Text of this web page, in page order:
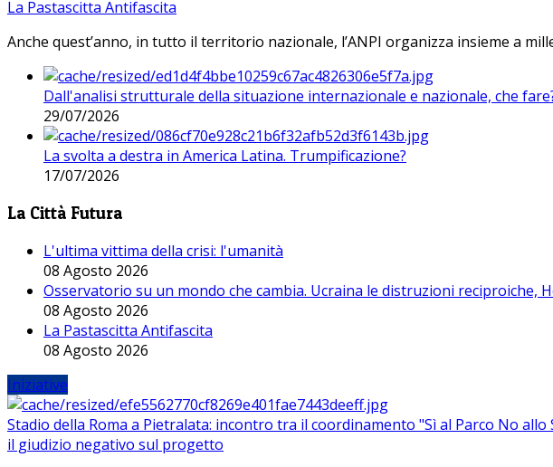
La Pastascitta Antifascita
Anche quest’anno, in tutto il territorio nazionale, l’ANPI organizza insieme a
Dall'analisi strutturale della situazione internazionale e nazionale, che
29/07/2026
La svolta a destra in America Latina. Trumpificazione?
17/07/2026
La Città Futura
L'ultima vittima della crisi: l'umanità
08 Agosto 2026
Osservatorio su un mondo che cambia. Ucraina le distruzioni reciproiche,
08 Agosto 2026
La Pastascitta Antifascita
08 Agosto 2026
Iniziative
Stadio della Roma a Pietralata: incontro tra il coordinamento "Sì al Parco No
il giudizio negativo sul progetto